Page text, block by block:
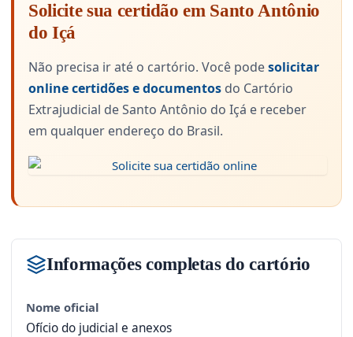
Solicite sua certidão em Santo Antônio
do Içá
Não precisa ir até o cartório. Você podesolicitar
online certidões e documentos do Cartório
Extrajudicial de Santo Antônio do Içá e receber
em qualquer endereço do Brasil.
Informações completas do cartório
Nome oficial
Ofício do judicial e anexos